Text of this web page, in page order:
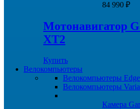
84 990 ₽
Мотонавигатор
XT2
Купить
Велокомпьютеры
Велокомпьютеры Edge
Велокомпьютеры Varia
Камера